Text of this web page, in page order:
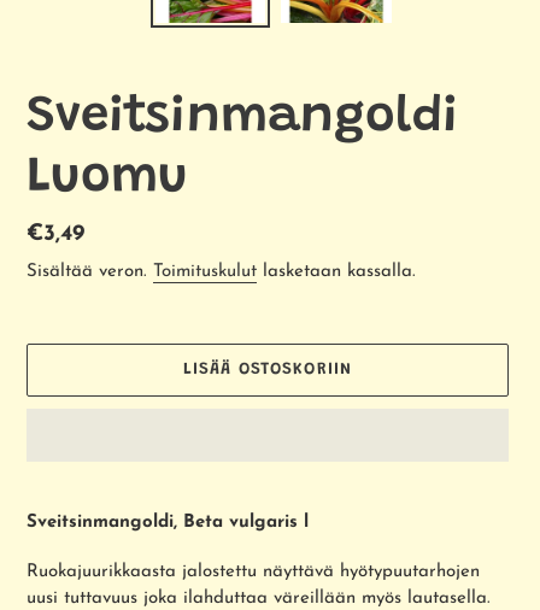
Sveitsinmangoldi
Luomu
Normaalihinta
€3,49
Sisältää veron. Toimituskulut lasketaan kassalla.
LISÄÄ OSTOSKORIIN
lisääminen
Sveitsinmangoldi, Beta vulgaris l
Ruokajuurikkaasta jalostettu näyttävä hyötypuutarhojen
uusi tuttavuus joka ilahduttaa väreillään myös lautasella.